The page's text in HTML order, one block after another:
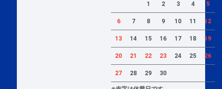
1 2 3 4 5
6 7 8 9 10 11 12
13 14 15 16 17 18 19
20 21 22 23 24 25 26
27 28 29 30